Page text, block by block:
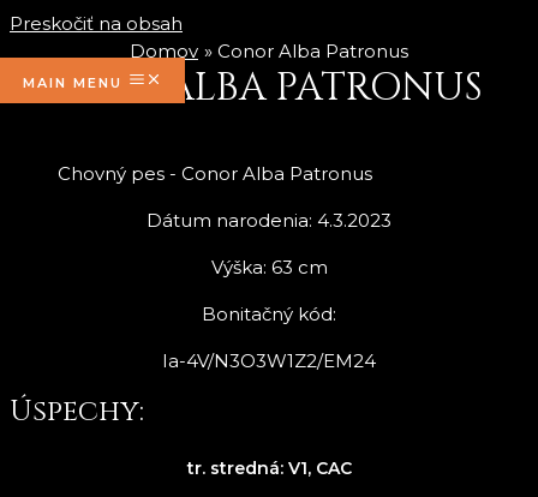
Preskočiť na obsah
MAIN MENU
Domov Conor Alba Patronus
CONOR ALBA PATRONUS
Chovný pes - Conor Alba Patronus
Dátum narodenia: 4.3.2023
Výška: 63 cm
Bonitačný kód:
Ia-4V/N3O3W1Z2/EM24
Úspechy:
tr. stredná: V1, CAC